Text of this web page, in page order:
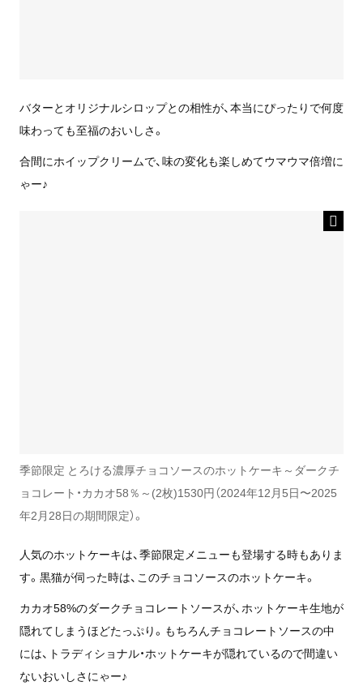
バターとオリジナルシロップとの相性が、本当にぴったりで何度
味わっても至福のおいしさ。
合間にホイップクリームで、味の変化も楽しめてウマウマ倍増に
ゃー♪
季節限定 とろける濃厚チョコソースのホットケーキ～ダークチ
ョコレート・カカオ58％～(2枚)1530円（2024年12月5日〜2025
年2月28日の期間限定）。
人気のホットケーキは、季節限定メニューも登場する時もありま
す。黒猫が伺った時は、このチョコソースのホットケーキ。
カカオ58%のダークチョコレートソースが、ホットケーキ生地が
隠れてしまうほどたっぷり。もちろんチョコレートソースの中
には、トラディショナル・ホットケーキが隠れているので間違い
ないおいしさにゃー♪